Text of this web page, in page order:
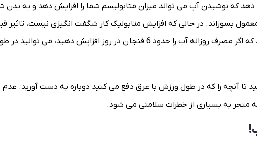
که نوشیدن آب می تواند میزان متابولیسم شما را افزایش دهد و به بدن
معمول بسوزاند. در حالی که افزایش متابولیک کار شگفت انگیزی نیست، تاثیر
توجهی دارد و آسان است! محققان تخمین می زنند که اگر مصرف روزانه آب را حدود 6 فنجان در روز افزایش دهید، می توانید
تا آنچه را که در طول ورزش با عرق دفع می کنید دوباره به دست آورید. عدم
منجر به بسیاری از خطرات سلامتی می شود.